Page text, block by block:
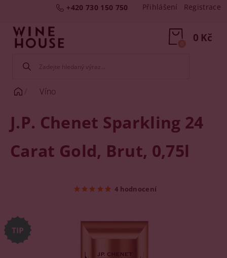
+420 730 150 750 Přihlášení Registrace
0 Kč
0
Víno
J.P. Chenet Sparkling 24
Carat Gold, Brut, 0,75l
4 hodnocení